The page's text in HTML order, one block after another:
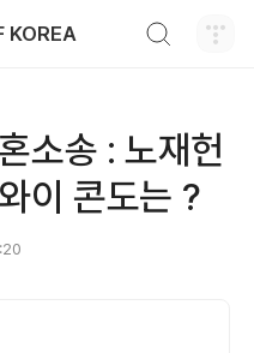
KOREA
소송 : 노재헌
이 콘도는 ?